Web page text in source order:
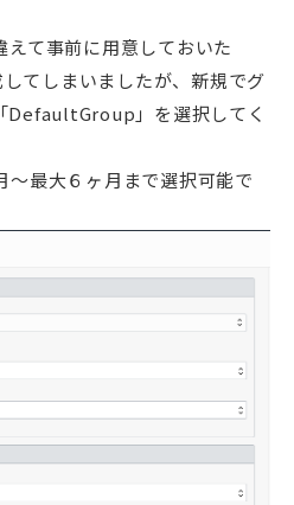
えて事前に用意しておいた
てしまいましたが、新規でグ
DefaultGroup」を選択してく
〜最大６ヶ月まで選択可能で